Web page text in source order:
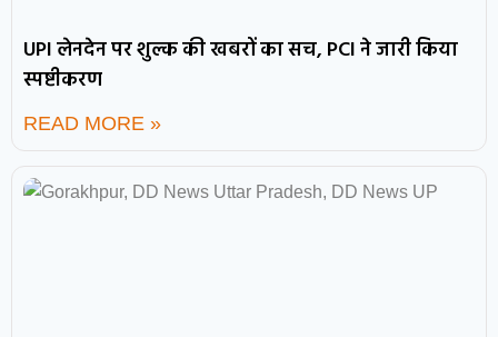
UPI लेनदेन पर शुल्क की खबरों का सच, PCI ने जारी किया
स्पष्टीकरण
READ MORE »